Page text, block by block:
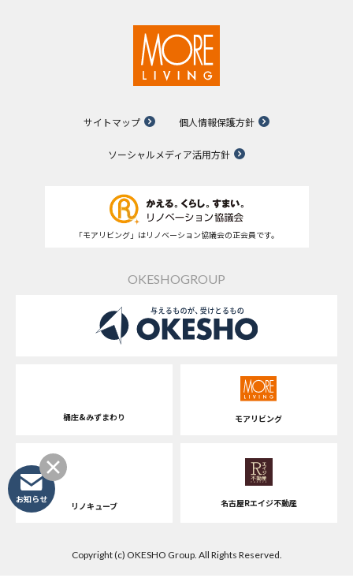
サイトマップ 個人情報保護方針
ソーシャルメディア活用方針
「モアリビング」はリノベーション協議会の正会員です。
OKESHOGROUP
桶庄&みずまわり モアリビング
リノキューブ 名古屋Rエイジ不動産
Copyright (c) OKESHO Group. All Rights Reserved.
お知らせ